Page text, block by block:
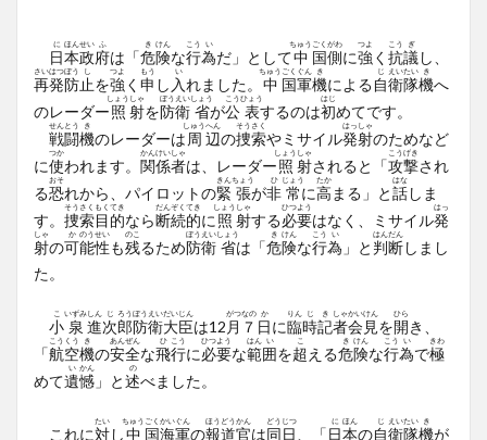
日
に
本
ほん
政
せい
府
ふ
は「危
き
険
けん
な行
こう
為
い
だ」として中
ちゅう
国
ごく
側
がわ
に強
つよ
く 抗
こう
議
ぎ
し、
再
さい
発
はつ
防
ぼう
止
し
を強
つよ
く 申
もう
し 入
い
れました。 中
ちゅう
国
ごく
軍
ぐん
機
き
による自
じ
衛
えい
隊
たい
機
き
へ
のレーダー照
しょう
射
しゃ
を防
ぼう
衛
えい
省
しょう
が公
こう
表
ひょう
するのは初
はじ
めてです。
戦
せん
闘
とう
機
き
のレーダーは 周
しゅう
辺
へん
の捜
そう
索
さく
やミサイル発
はっ
射
しゃ
のためなど
に使
つか
われます。 関
かん
係
けい
者
しゃ
は、レーダー照
しょう
射
しゃ
されると「攻
こう
撃
げき
され
る恐
おそ
れから、パイロットの緊
きん
張
ちょう
が非
ひ
常
じょう
に高
たか
まる」と話
はな
しま
す。 捜
そう
索
さく
目
もく
的
てき
なら断
だん
続
ぞく
的
てき
に 照
しょう
射
しゃ
する必
ひつ
要
よう
はなく、ミサイル発
はっ
射
しゃ
の可
か
能
のう
性
せい
も残
のこ
るため防
ぼう
衛
えい
省
しょう
は「危
き
険
けん
な行
こう
為
い
」と 判
はん
断
だん
しまし
た。
小
こ
泉
いずみ
進
しん
次
じ
郎
ろう
防
ぼう
衛
えい
大
だい
臣
じん
は12 月
がつ
７
なの
日
か
に臨
りん
時
じ
記
き
者
しゃ
会
かい
見
けん
を開
ひら
き、
「航
こう
空
くう
機
き
の安
あん
全
ぜん
な飛
ひ
行
こう
に必
ひつ
要
よう
な範
はん
囲
い
を超
こ
える危
き
険
けん
な行
こう
為
い
で極
きわ
めて遺
い
憾
かん
」と述
の
べました。
これに対
たい
し中
ちゅう
国
ごく
海
かい
軍
ぐん
の報
ほう
道
どう
官
かん
は同
どう
日
じつ
、「日
に
本
ほん
の自
じ
衛
えい
隊
たい
機
き
が